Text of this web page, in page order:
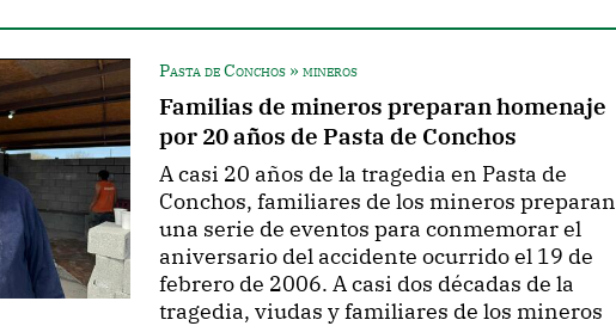
Pasta de Conchos » mineros
Familias de mineros preparan homenaje
por 20 años de Pasta de Conchos
A casi 20 años de la tragedia en Pasta de
Conchos, familiares de los mineros preparan
una serie de eventos para conmemorar el
aniversario del accidente ocurrido el 19 de
febrero de 2006. A casi dos décadas de la
tragedia, viudas y familiares de los mineros